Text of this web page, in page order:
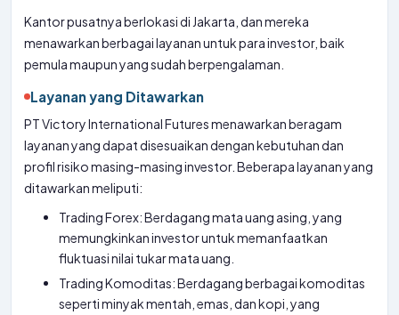
Kantor pusatnya berlokasi di Jakarta, dan mereka
menawarkan berbagai layanan untuk para investor, baik
pemula maupun yang sudah berpengalaman.
Layanan yang Ditawarkan
PT Victory International Futures menawarkan beragam
layanan yang dapat disesuaikan dengan kebutuhan dan
profil risiko masing-masing investor. Beberapa layanan yang
ditawarkan meliputi:
Trading Forex: Berdagang mata uang asing, yang
memungkinkan investor untuk memanfaatkan
fluktuasi nilai tukar mata uang.
Trading Komoditas: Berdagang berbagai komoditas
seperti minyak mentah, emas, dan kopi, yang